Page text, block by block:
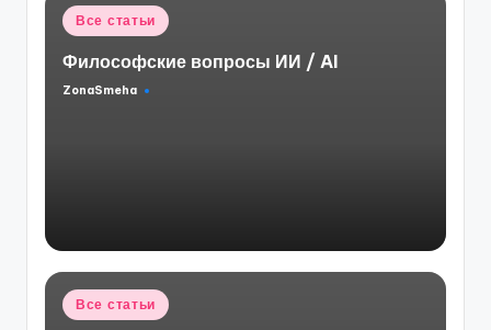
Опубликовано
Все статьи
Философские вопросы ИИ / AI
Запись
ZonaSmeha
Опубликовано
Все статьи